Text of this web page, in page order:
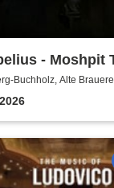
- Moshpit
Buchholz, Alte